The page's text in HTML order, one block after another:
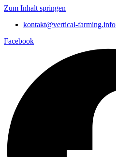
Zum Inhalt springen
kontakt@vertical-farming.info
Facebook